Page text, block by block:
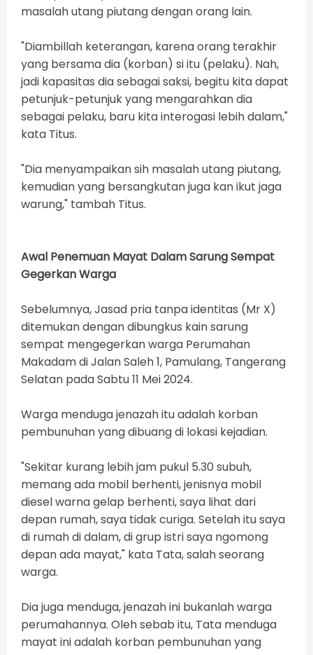
masalah utang piutang dengan orang lain.
"Diambillah keterangan, karena orang terakhir
yang bersama dia (korban) si itu (pelaku). Nah,
jadi kapasitas dia sebagai saksi, begitu kita dapat
petunjuk-petunjuk yang mengarahkan dia
sebagai pelaku, baru kita interogasi lebih dalam,"
kata Titus.
"Dia menyampaikan sih masalah utang piutang,
kemudian yang bersangkutan juga kan ikut jaga
warung," tambah Titus.
Awal Penemuan Mayat Dalam Sarung Sempat
Gegerkan Warga
Sebelumnya, Jasad pria tanpa identitas (Mr X)
ditemukan dengan dibungkus kain sarung
sempat mengegerkan warga Perumahan
Makadam di Jalan Saleh 1, Pamulang, Tangerang
Selatan pada Sabtu 11 Mei 2024.
Warga menduga jenazah itu adalah korban
pembunuhan yang dibuang di lokasi kejadian.
"Sekitar kurang lebih jam pukul 5.30 subuh,
memang ada mobil berhenti, jenisnya mobil
diesel warna gelap berhenti, saya lihat dari
depan rumah, saya tidak curiga. Setelah itu saya
di rumah di dalam, di grup istri saya ngomong
depan ada mayat," kata Tata, salah seorang
warga.
Dia juga menduga, jenazah ini bukanlah warga
perumahannya. Oleh sebab itu, Tata menduga
mayat ini adalah korban pembunuhan yang